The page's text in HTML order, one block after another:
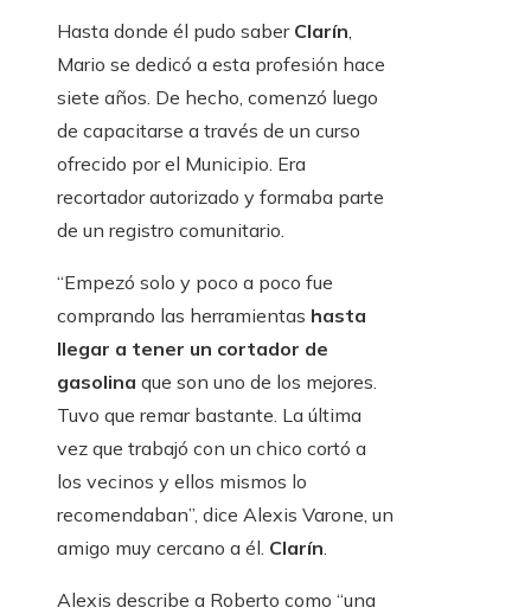
Hasta donde él pudo saber Clarín,
Mario se dedicó a esta profesión hace
siete años. De hecho, comenzó luego
de capacitarse a través de un curso
ofrecido por el Municipio. Era
recortador autorizado y formaba parte
de un registro comunitario.
“Empezó solo y poco a poco fue
comprando las herramientas hasta
llegar a tener un cortador de
gasolina que son uno de los mejores.
Tuvo que remar bastante. La última
vez que trabajó con un chico cortó a
los vecinos y ellos mismos lo
recomendaban”, dice Alexis Varone, un
amigo muy cercano a él. Clarín.
Alexis describe a Roberto como “una